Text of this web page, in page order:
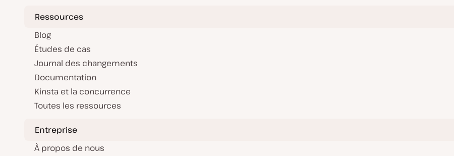
Ressources
Blog
Études de cas
Journal des changements
Documentation
Kinsta et la concurrence
Toutes les ressources
Entreprise
À propos de nous